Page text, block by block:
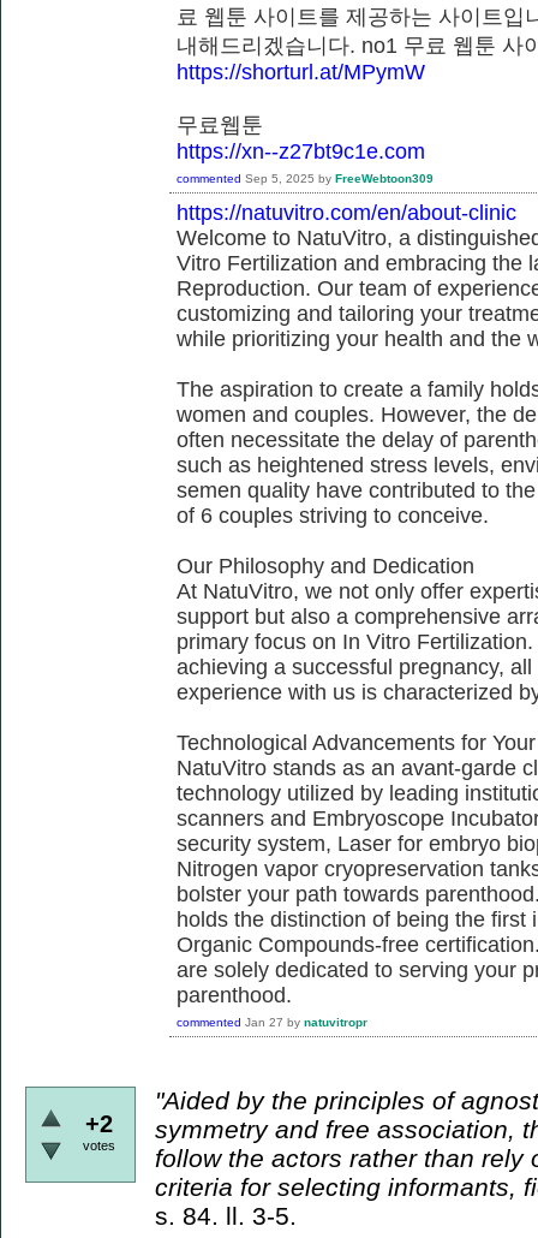
료 웹툰 사이트를 제공하는 사이트
내해드리겠습니다. no1 무료 웹툰
https://shorturl.at/MPymW
무료웹툰
https://xn--z27bt9c1e.com
commented Sep 5, 2025 by FreeWebtoon309
https://natuvitro.com/en/about-clinic
Welcome to NatuVitro, a
Vitro Fertilization and embracing the
Reproduction. Our team of
customizing and tailoring your
while prioritizing your health and the
The aspiration to create a family
women and couples. However, the
often necessitate the delay of
such as heightened stress levels,
semen quality have contributed to
of 6 couples striving to conceive.
Our Philosophy and Dedication
At NatuVitro, we not only offer
support but also a comprehensive
primary focus on In Vitro
achieving a successful pregnancy,
experience with us is characterized
Technological Advancements for
NatuVitro stands as an avant-garde
technology utilized by leading
scanners and Embryoscope
security system, Laser for embryo
Nitrogen vapor cryopreservation
bolster your path towards
holds the distinction of being the
Organic Compounds-free
are solely dedicated to serving your
parenthood.
commented Jan 27 by natuvitropr
+2
votes
"Aided by the principles of
symmetry and free association,
follow the actors rather than rely
criteria for selecting informants,
s. 84. ll. 3-5.